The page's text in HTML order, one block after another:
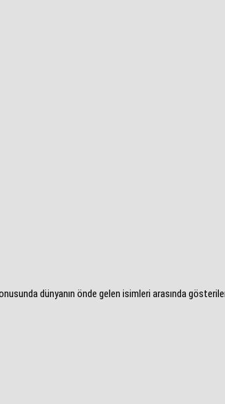
dünyanın önde gelen isimleri arasında